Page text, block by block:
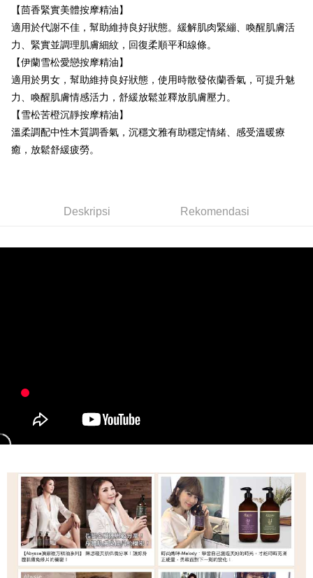
NT$2,000 atau lebih
NT$120/pesanan | Penghantaran percuma untuk pesanan
NT$2,000 atau lebih
【茴香緊實美體按摩精油】
適用於代謝不佳，幫助維持良好狀態。緩解肌肉緊繃、喚醒肌膚活
力、緊實並調理肌膚細紋，回復柔順平和線條。
【伊蘭雪松愛戀按摩精油】
適用於男女，幫助維持良好狀態，使用時散發依蘭香氣，可提升魅
力、喚醒肌膚情感活力，舒緩放鬆並釋放肌膚壓力。
【雪松苦橙沉靜按摩精油】
溫柔調配中性木質調香氣，沉穩文雅有助穩定情緒、感受溫暖療
癒，放鬆舒緩疲勞。
Deskripsi Rekomendasi